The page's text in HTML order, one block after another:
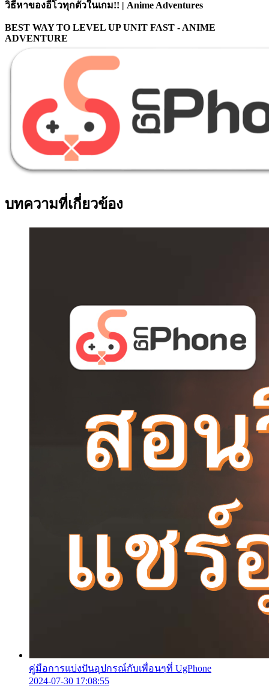
วิธีหาของอีโวทุกตัวในเกม!! | Anime Adventures
BEST WAY TO LEVEL UP UNIT FAST - ANIME
ADVENTURE
บทความที่เกี่ยวข้อง
คู่มือการแบ่งปันอุปกรณ์กับเพื่อนๆที่ UgPhone
2024-07-30 17:08:55